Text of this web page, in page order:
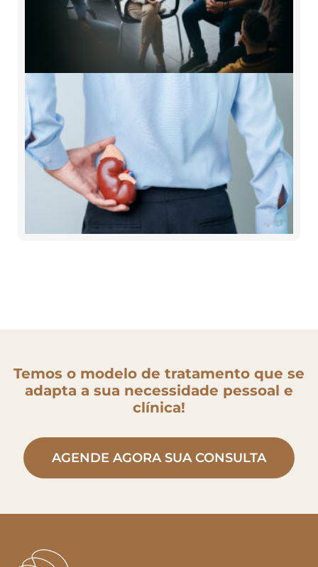
Temos o modelo de tratamento que se
adapta a sua necessidade pessoal e
clínica!
AGENDE AGORA SUA CONSULTA